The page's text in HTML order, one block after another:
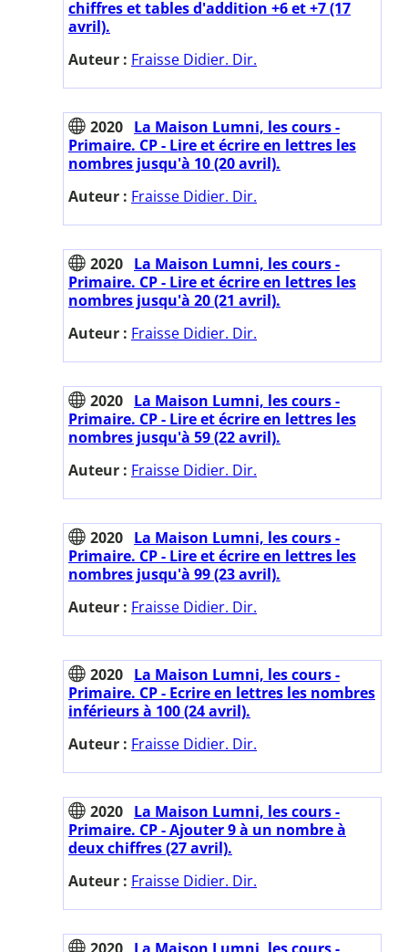
chiffres et tables d'addition +6 et +7 (17
avril).
Auteur : Fraisse Didier. Dir.
2020 La Maison Lumni, les cours -
Primaire. CP - Lire et écrire en lettres les
nombres jusqu'à 10 (20 avril).
Auteur : Fraisse Didier. Dir.
2020 La Maison Lumni, les cours -
Primaire. CP - Lire et écrire en lettres les
nombres jusqu'à 20 (21 avril).
Auteur : Fraisse Didier. Dir.
2020 La Maison Lumni, les cours -
Primaire. CP - Lire et écrire en lettres les
nombres jusqu'à 59 (22 avril).
Auteur : Fraisse Didier. Dir.
2020 La Maison Lumni, les cours -
Primaire. CP - Lire et écrire en lettres les
nombres jusqu'à 99 (23 avril).
Auteur : Fraisse Didier. Dir.
2020 La Maison Lumni, les cours -
Primaire. CP - Ecrire en lettres les nombres
inférieurs à 100 (24 avril).
Auteur : Fraisse Didier. Dir.
2020 La Maison Lumni, les cours -
Primaire. CP - Ajouter 9 à un nombre à
deux chiffres (27 avril).
Auteur : Fraisse Didier. Dir.